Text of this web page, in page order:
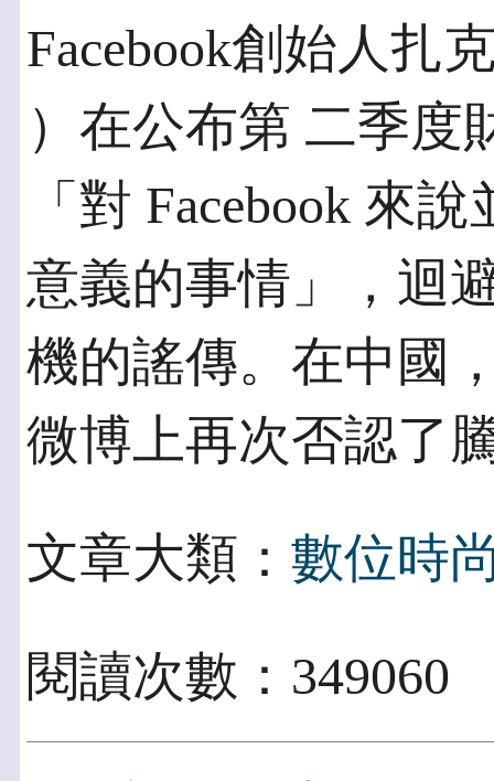
Facebook創始人扎
）在公布第 二季度
「對 Facebook 來
意義的事情」，迴
機的謠傳。在中國
微博上再次否認了
文章大類： 數位時
閱讀次數：